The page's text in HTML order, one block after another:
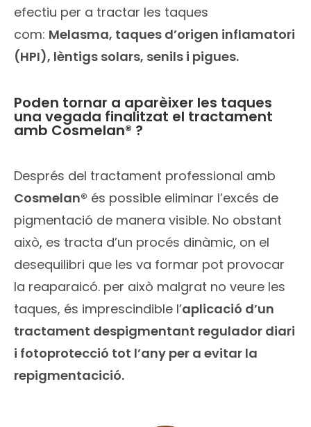
efectiu per a tractar les taques
com: Melasma, taques d’origen inflamatori
(HPI), lèntigs solars, senils i pigues.
Poden tornar a aparèixer les taques
una vegada finalitzat el tractament
amb Cosmelan® ?
Després del tractament professional amb
Cosmelan® és possible eliminar l’excés de
pigmentació de manera visible. No obstant
això, es tracta d’un procés dinàmic, on el
desequilibri que les va formar pot provocar
la reaparaicó. per això malgrat no veure les
taques, és imprescindible l’aplicació d’un
tractament despigmentant regulador diari
i fotoprotecció tot l’any per a evitar la
repigmentacició.